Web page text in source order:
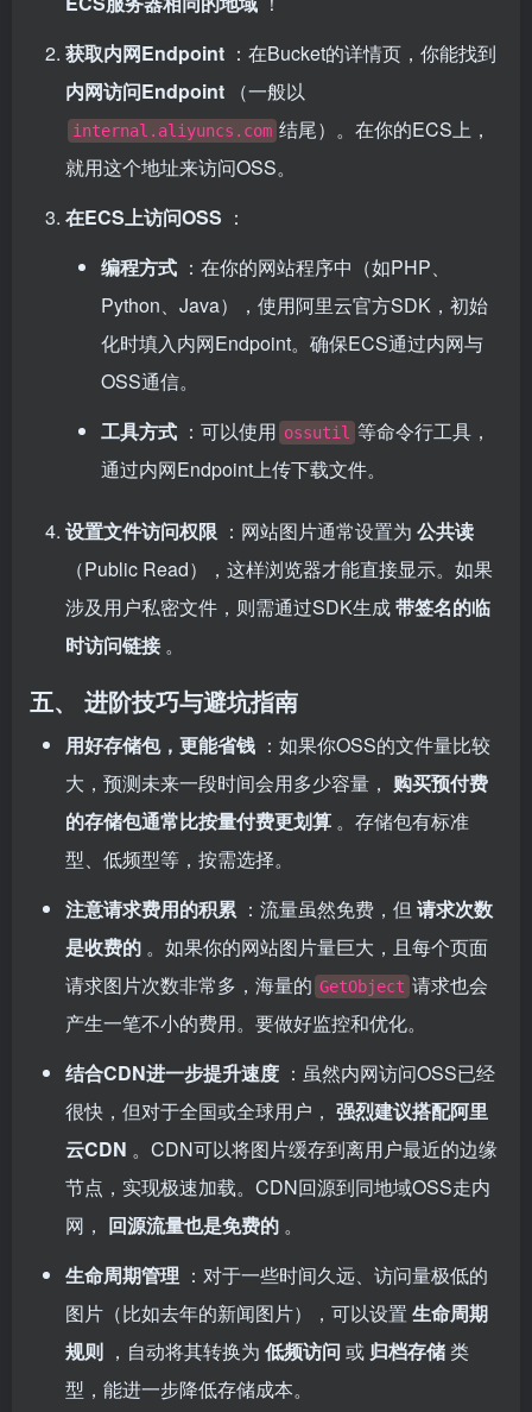
获取内网Endpoint ：在Bucket的详情页，你能找到
内网访问Endpoint
（一般以
internal.aliyuncs.com 结尾）。在你的ECS上，
就用这个地址来访问OSS。
在ECS上访问OSS ：
编程方式 ：在你的网站程序中（如PHP、
Python、Java），使用阿里云官方SDK，初始
化时填入内网Endpoint。确保ECS通过内网与
OSS通信。
工具方式 ：可以使用 ossutil 等命令行工具，
通过内网Endpoint上传下载文件。
设置文件访问权限 ：网站图片通常设置为 公共读
（Public Read），这样浏览器才能直接显示。如果
涉及用户私密文件，则需通过SDK生成带签名的临
时访问链接。
五、 进阶技巧与避坑指南
用好存储包，更能省钱 ：如果你OSS的文件量比较
大，预测未来一段时间会用多少容量， 购买预付费
的存储包通常比按量付费更划算 。存储包有标准
型、低频型等，按需选择。
注意请求费用的积累 ：流量虽然免费，但 请求次数
是收费的 。如果你的网站图片量巨大，且每个页面
请求图片次数非常多，海量的 GetObject 请求也会
产生一笔不小的费用。要做好监控和优化。
结合CDN进一步提升速度 ：虽然内网访问OSS已经
很快，但对于全国或全球用户， 强烈建议搭配阿里
云CDN 。CDN可以将图片缓存到离用户最近的边缘
节点，实现极速加载。CDN回源到同地域OSS走内
网， 回源流量也是免费的 。
生命周期管理 ：对于一些时间久远、访问量极低的
图片（比如去年的新闻图片），可以设置 生命周期
规则 ，自动将其转换为 低频访问 或 归档存储类
型，能进一步降低存储成本。